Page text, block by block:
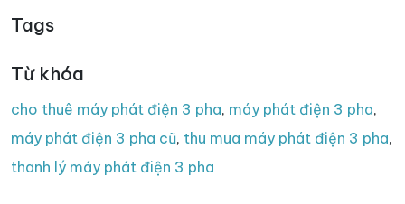
Tags
Từ khóa
cho thuê máy phát điện 3 pha, máy phát điện 3 pha,
máy phát điện 3 pha cũ, thu mua máy phát điện 3 pha,
thanh lý máy phát điện 3 pha